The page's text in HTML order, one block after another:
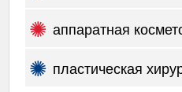
аппаратная
пластическая